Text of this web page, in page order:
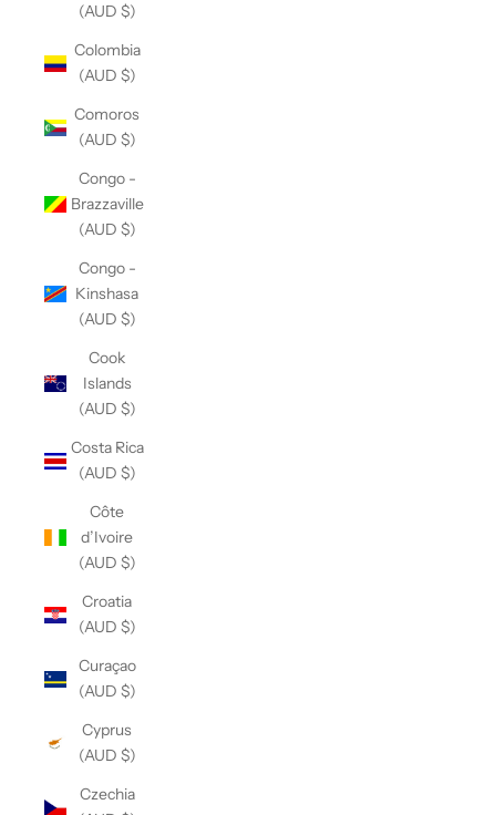
(AUD $)
Colombia
(AUD $)
Comoros
(AUD $)
Congo -
Brazzaville
(AUD $)
Congo -
Kinshasa
(AUD $)
Cook
Islands
(AUD $)
Costa Rica
(AUD $)
Côte
d’Ivoire
(AUD $)
Croatia
(AUD $)
Curaçao
(AUD $)
Cyprus
(AUD $)
Czechia